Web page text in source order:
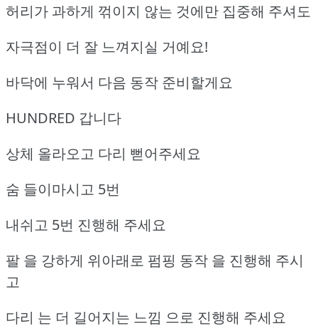
허리가 과하게 꺾이지 않는 것에만 집중해 주셔도
자극점이 더 잘 느껴지실 거예요!
바닥에 누워서 다음 동작 준비할게요
HUNDRED 갑니다
상체 올라오고 다리 뻗어주세요
숨 들이마시고 5번
내쉬고 5번 진행해 주세요
팔 을 강하게 위아래로 펌핑 동작 을 진행해 주시
고
다리 는 더 길어지는 느낌 으로 진행해 주세요